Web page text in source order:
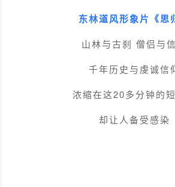
东林道风形象片《思
山林与古刹 僧侣与
千年历史与虔诚信
浓缩在这20多分钟的
却让人备受感染